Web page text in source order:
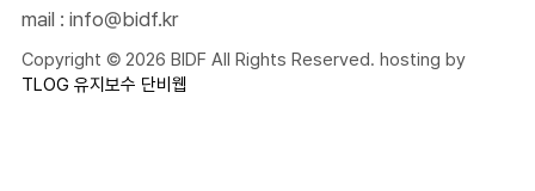
mail : info@bidf.kr
Copyright © 2026 BIDF All Rights Reserved. hosting by
TLOG 유지보수 단비웹